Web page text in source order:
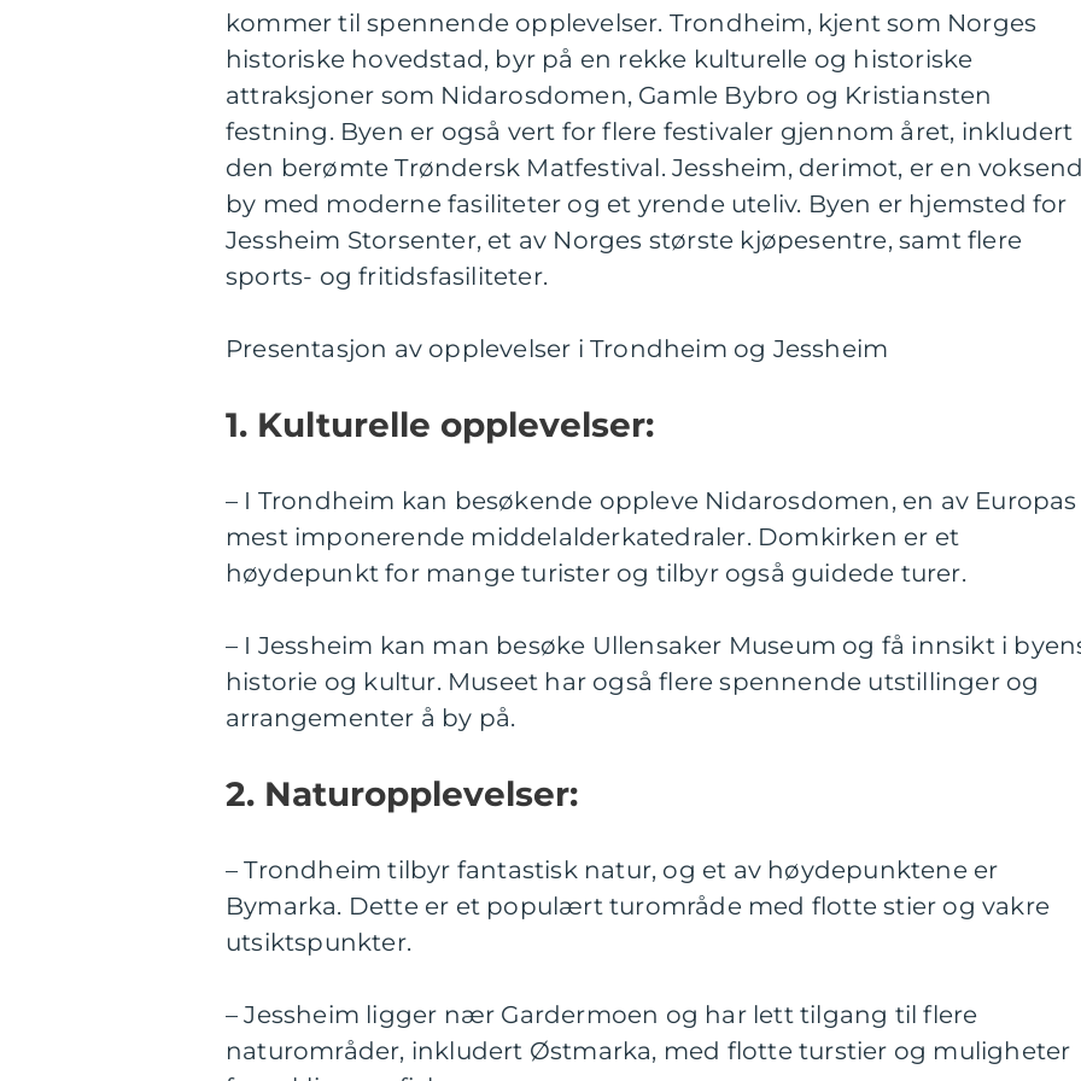
kommer til spennende opplevelser. Trondheim, kjent som Norges
historiske hovedstad, byr på en rekke kulturelle og historiske
attraksjoner som Nidarosdomen, Gamle Bybro og Kristiansten
festning. Byen er også vert for flere festivaler gjennom året, inkludert
den berømte Trøndersk Matfestival. Jessheim, derimot, er en
by med moderne fasiliteter og et yrende uteliv. Byen er hjemsted for
Jessheim Storsenter, et av Norges største kjøpesentre, samt flere
sports- og fritidsfasiliteter.
Presentasjon av opplevelser i Trondheim og Jessheim
1. Kulturelle opplevelser:
– I Trondheim kan besøkende oppleve Nidarosdomen, en av Europas
mest imponerende middelalderkatedraler. Domkirken er et
høydepunkt for mange turister og tilbyr også guidede turer.
– I Jessheim kan man besøke Ullensaker Museum og få innsikt i
historie og kultur. Museet har også flere spennende utstillinger og
arrangementer å by på.
2. Naturopplevelser:
– Trondheim tilbyr fantastisk natur, og et av høydepunktene er
Bymarka. Dette er et populært turområde med flotte stier og vakre
utsiktspunkter.
– Jessheim ligger nær Gardermoen og har lett tilgang til flere
naturområder, inkludert Østmarka, med flotte turstier og muligheter